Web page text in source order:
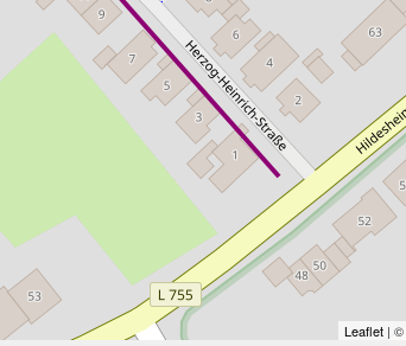
Leaflet| ©